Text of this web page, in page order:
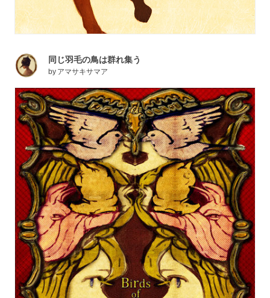
同じ羽毛の鳥は群れ集う
by アマサキサマア